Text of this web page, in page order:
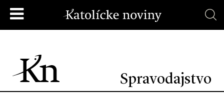
Spravodajstvo